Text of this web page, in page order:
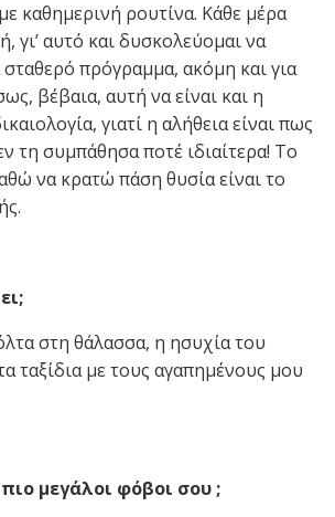
καθημερινή ρουτίνα. Κάθε μέρα
γι’ αυτό και δυσκολεύομαι να
πρόγραμμα, ακόμη και για
βέβαια, αυτή να είναι και η
γιατί η αλήθεια είναι πως
τη συμπάθησα ποτέ ιδιαίτερα! Το
να κρατώ πάση θυσία είναι το
στη θάλασσα, η ησυχία του
ταξίδια με τους αγαπημένους μου
πιο μεγάλοι φόβοι σου ;